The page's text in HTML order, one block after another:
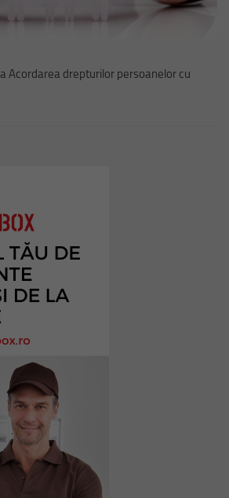
Acordarea drepturilor persoanelor cu